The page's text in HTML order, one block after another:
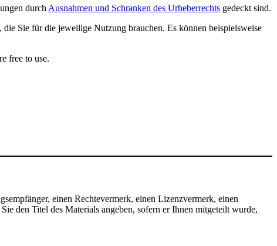
durch Ausnahmen und Schranken des Urheberrechts gedeckt sind.
Sie für die jeweilige Nutzung brauchen. Es können beispielsweise
free to use.
einen Rechtevermerk, einen Lizenzvermerk, einen
den Titel des Materials angeben, sofern er Ihnen mitgeteilt wurde,